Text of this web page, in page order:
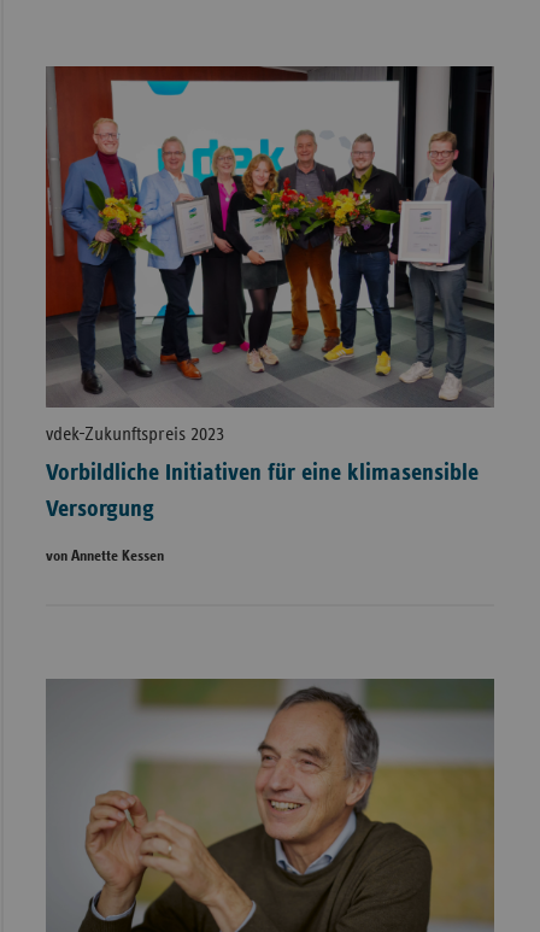
vdek-Zukunftspreis 2023
Vorbildliche Initiativen für eine klimasensible
Versorgung
von Annette Kessen